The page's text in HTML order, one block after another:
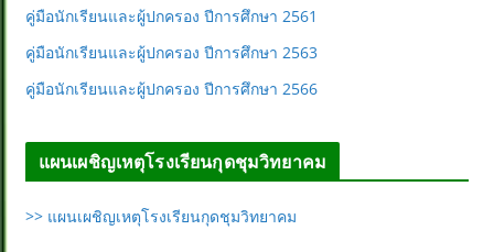
คู่มือนักเรียนและผู้ปกครอง ปีการศึกษา 2561
คู่มือนักเรียนและผู้ปกครอง ปีการศึกษา 2563
คู่มือนักเรียนและผู้ปกครอง ปีการศึกษา 2566
แผนเผชิญเหตุโรงเรียนกุดชุมวิทยาคม
>> แผนเผชิญเหตุโรงเรียนกุดชุมวิทยาคม